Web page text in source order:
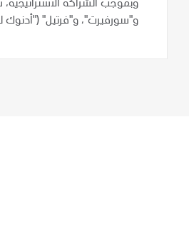
وبموجب الشراكة
و"سورفيرت"، و"فرتيل"